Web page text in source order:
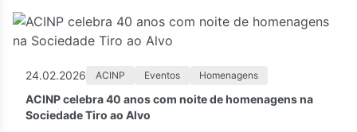
24.02.2026 ACINP Eventos Homenagens
ACINP celebra 40 anos com noite de homenagens na
Sociedade Tiro ao Alvo